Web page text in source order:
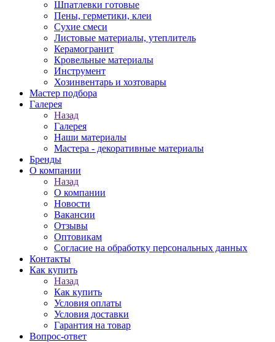
Шпатлевки готовые
Пены, герметики, клеи
Сухие смеси
Листовые материалы, утеплитель
Керамогранит
Кровельные материалы
Инструмент
Хозинвентарь и хозтовары
Мастер подбора
Галерея
Назад
Галерея
Наши материалы
Мастера - декоративные материалы
Бренды
О компании
Назад
О компании
Новости
Вакансии
Отзывы
Оптовикам
Cогласие на обработку персональных данных
Контакты
Как купить
Назад
Как купить
Условия оплаты
Условия доставки
Гарантия на товар
Вопрос-ответ